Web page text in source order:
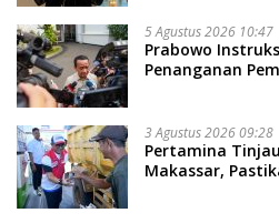
5 Agustus 2026 10:47
Prabowo
Penanganan
3 Agustus 2026 09:28
Pertamina
Makassar,